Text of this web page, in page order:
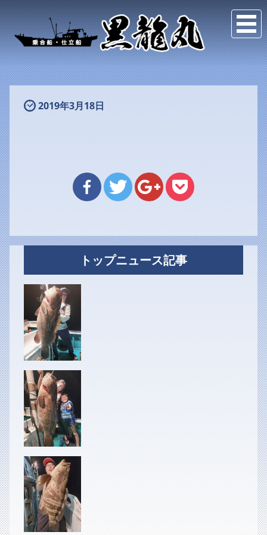
2019年3月18日
トップニュース記事